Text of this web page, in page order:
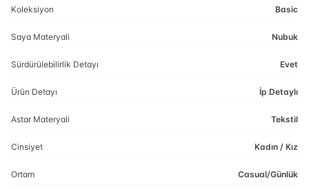
Koleksiyon Basic
Saya Materyali Nubuk
Sürdürülebilirlik Detayı Evet
Ürün Detayı İp Detaylı
Astar Materyali Tekstil
Cinsiyet Kadın / Kız
Ortam Casual/Günlük